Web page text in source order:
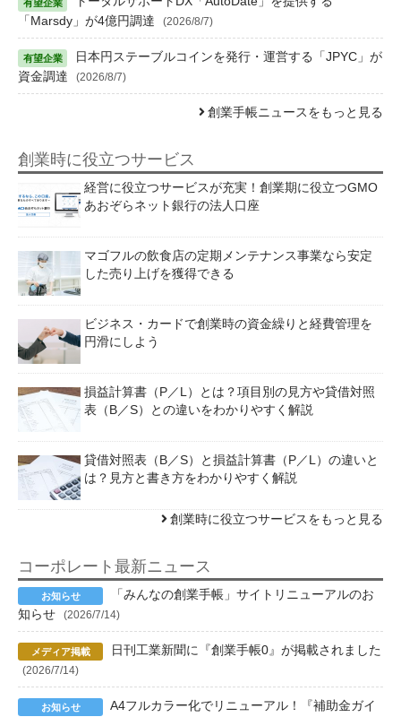
「Marsdy」が4億円調達
(2026/8/7)
日本円ステーブルコインを発行・運営する「JPYC」が
資金調達
(2026/8/7)
創業手帳ニュースをもっと見る
創業時に役立つサービス
経営に役立つサービスが充実！創業期に役立つGMO
あおぞらネット銀行の法人口座
マゴフルの飲食店の定期メンテナンス事業なら安定
した売り上げを獲得できる
ビジネス・カードで創業時の資金繰りと経費管理を
円滑にしよう
損益計算書（P／L）とは？項目別の見方や貸借対照
表（B／S）との違いをわかりやすく解説
貸借対照表（B／S）と損益計算書（P／L）の違いと
は？見方と書き方をわかりやすく解説
創業時に役立つサービスをもっと見る
コーポレート最新ニュース
「みんなの創業手帳」サイトリニューアルのお
知らせ
(2026/7/14)
日刊工業新聞に『創業手帳0』が掲載されました
(2026/7/14)
A4フルカラー化でリニューアル！『補助金ガイ